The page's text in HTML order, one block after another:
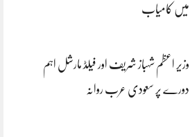
میں کامیاب
وزیر اعظم شہباز شریف اور فیلڈ مارشل اہم
دورے پر سعودی عرب روانہ